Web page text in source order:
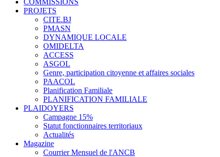
PROJETS
CITE.BJ
PMASN
DYNAMIQUE LOCALE
OMIDELTA
ACCESS
ASGOL
Genre, participation citoyenne et affaires sociales
PAACOL
Planification Familiale
PLANIFICATION FAMILIALE
PLAIDOYERS
Campagne 15%
Statut fonctionnaires territoriaux
Actualités
Magazine
Courrier Mensuel de l'ANCB